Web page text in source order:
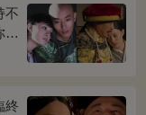
不
看
終